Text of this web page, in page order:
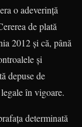
o adeverinţă
de plată
2012 şi că, până
şi
depuse de
în vigoare.
determinată